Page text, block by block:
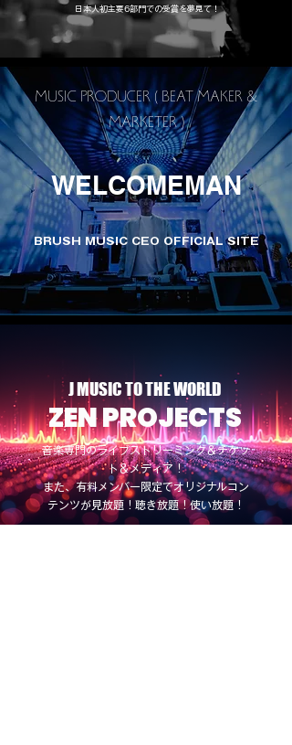
日本人初主要6部門での受賞を夢見て！
MUSIC PRODUCER ( BEAT MAKER &
MARKETER )
WELCOMEMAN
BRUSH MUSIC CEO OFFICIAL SITE
J MUSIC TO THE WORLD
ZEN PROJECTS
音楽専門のライブストリーミング＆チケッ
ト＆メディア！
また、有料メンバー限定でオリジナルコン
テンツが見放題！聴き放題！使い放題！